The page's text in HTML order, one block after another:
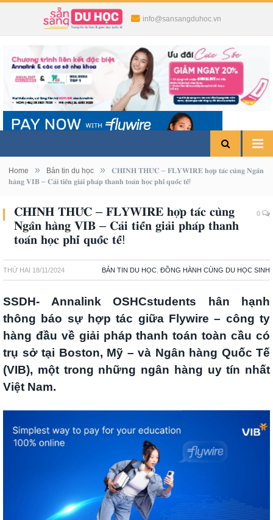
info@sansangduhoc.vn
Home » Bản tin du học »
𝐂𝐇𝐈́𝐍𝐇 𝐓𝐇𝐔̛́𝐂 – 𝐅𝐋𝐘𝐖𝐈𝐑𝐄 𝐡𝐨̛̣𝐩 𝐭𝐚́𝐜 𝐜𝐮̀𝐧𝐠 𝐍𝐠𝐚̂𝐧
𝐡𝐚̀𝐧𝐠 𝐕𝐈𝐁 – 𝐂𝐚̉𝐢 𝐭𝐢𝐞̂́𝐧 𝐠𝐢𝐚̉𝐢 𝐩𝐡𝐚́𝐩 𝐭𝐡𝐚𝐧𝐡 𝐭𝐨𝐚́𝐧 𝐡𝐨̣𝐜 𝐩𝐡𝐢́ 𝐪𝐮𝐨̂́𝐜 𝐭𝐞̂́!
𝐂𝐇𝐈́𝐍𝐇 𝐓𝐇𝐔̛́𝐂 – 𝐅𝐋𝐘𝐖𝐈𝐑𝐄 𝐡𝐨̛̣𝐩 𝐭𝐚́𝐜 𝐜𝐮̀𝐧𝐠
𝐍𝐠𝐚̂𝐧 𝐡𝐚̀𝐧𝐠 𝐕𝐈𝐁 – 𝐂𝐚̉𝐢 𝐭𝐢𝐞̂́𝐧 𝐠𝐢𝐚̉𝐢 𝐩𝐡𝐚́𝐩 𝐭𝐡𝐚𝐧𝐡
𝐭𝐨𝐚́𝐧 𝐡𝐨̣𝐜 𝐩𝐡𝐢́ 𝐪𝐮𝐨̂́𝐜 𝐭𝐞̂́!
0
THỨ HAI 18/11/2024 BẢN TIN DU HỌC ĐỒNG HÀNH CÙNG DU HỌC SINH
SSDH- Annalink OSHCstudents hân hạnh
thông báo sự hợp tác giữa Flywire – công ty
hàng đầu về giải pháp thanh toán toàn cầu có
trụ sở tại Boston, Mỹ – và Ngân hàng Quốc Tế
(VIB), một trong những ngân hàng uy tín nhất
Việt Nam.